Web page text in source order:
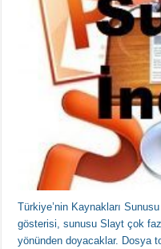
Türkiye’nin Kaynakları
gösterisi, sunusu Slayt çok
yönünden doyacaklar. Dosya